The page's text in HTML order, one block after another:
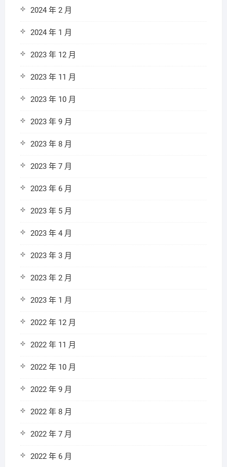
2024 年 2 月
2024 年 1 月
2023 年 12 月
2023 年 11 月
2023 年 10 月
2023 年 9 月
2023 年 8 月
2023 年 7 月
2023 年 6 月
2023 年 5 月
2023 年 4 月
2023 年 3 月
2023 年 2 月
2023 年 1 月
2022 年 12 月
2022 年 11 月
2022 年 10 月
2022 年 9 月
2022 年 8 月
2022 年 7 月
2022 年 6 月